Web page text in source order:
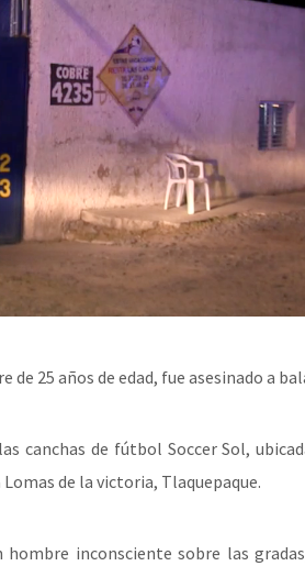
25 años de edad, fue asesinado a
canchas de fútbol Soccer Sol,
de la victoria, Tlaquepaque.
inconsciente sobre las